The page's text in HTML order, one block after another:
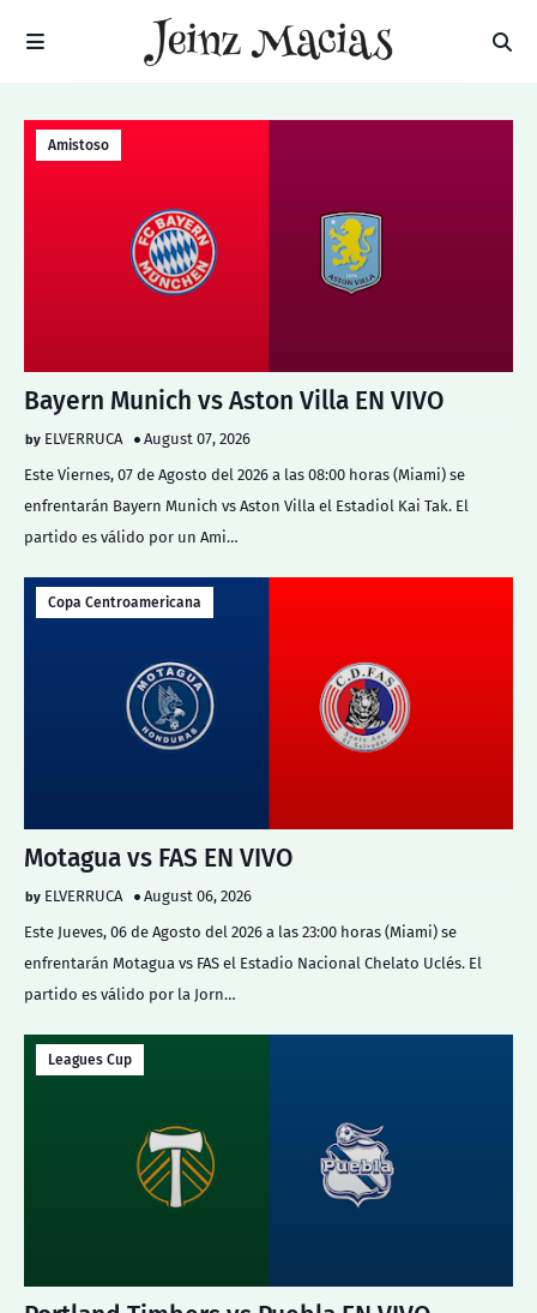
Amistoso
Bayern Munich vs Aston Villa EN VIVO
ELVERRUCA
August 07, 2026
Este Viernes, 07 de Agosto del 2026 a las 08:00 horas (Miami) se
enfrentarán Bayern Munich vs Aston Villa el Estadiol Kai Tak. El
partido es válido por un Ami…
Copa Centroamericana
Motagua vs FAS EN VIVO
ELVERRUCA
August 06, 2026
Este Jueves, 06 de Agosto del 2026 a las 23:00 horas (Miami) se
enfrentarán Motagua vs FAS el Estadio Nacional Chelato Uclés. El
partido es válido por la Jorn…
Leagues Cup